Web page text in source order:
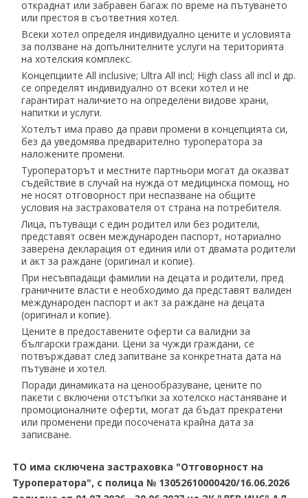
откраднат или забравен багаж по време на пътуването
или престоя в съответния хотел.
Всеки хотел определя индивидуално цените и условията
за ползване на допълнителните услуги на територията
на хотелския комплекс.
Концепциите All inclusive; Ultra All incl; High class all incl и др.
се определят индивидуално от всеки хотел и не
гарантират наличието на определени видове храни,
напитки и услуги.
Хотелът има право да прави промени в концепцията си,
без да уведомява предварително туроператора за
наложените промени.
Туроператорът и местните партньори могат да оказват
съдействие в случай на нужда от медицинска помощ, но
не носят отговорност при неспазване на общите
условия на застрахователя от страна на потребителя.
Лица, пътуващи с един родител или без родители,
представят освен международен паспорт, нотариално
заверена декларация от единия или от двамата родители
и акт за раждане (оригинал и копие).
При несъвпадащи фамилии на децата и родители, пред
граничните власти е необходимо да представят валиден
международен паспорт и акт за раждане на децата
(оригинал и копие).
Цените в предоставените оферти са валидни за
български граждани. Цени за чужди граждани, се
потвърждават след запитване за конкретната дата на
пътуване и хотел.
Поради динамиката на ценообразуване, цените по
пакети с включени отстъпки за хотелско настаняване и
промоционалните оферти, могат да бъдат прекратени
или променени преди посочената крайна дата за
записване.
ТO има сключена застраховка "Отговорност на
Туроператора", с полица № 13052610000420/16.06.2026